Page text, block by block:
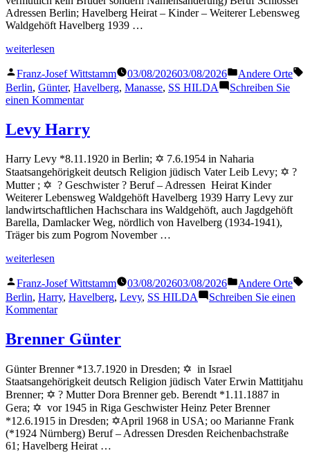
Adressen Berlin; Havelberg Heirat – Kinder – Weiterer Lebensweg
Waldgehöft Havelberg 1939 …
„Manasse
weiterlesen
Veröffentlicht
von
Franz-Josef Wittstamm 03/08/202603/08/2026
Veröffentlicht
in
Andere Orte
Berlin, Günter, Havelberg, Manasse, SS HILDA
Schreiben Sie
einen Kommentarzu
Levy Harry
Harry Levy *8.11.1920 in Berlin; ✡ 7.6.1954 in Naharia
Staatsangehörigkeit deutsch Religion jüdisch Vater Leib Levy; ✡ ?
Mutter ; ✡ ? Geschwister ? Beruf – Adressen Heirat Kinder
Weiterer Lebensweg Waldgehöft Havelberg 1939 Harry Levy zur
landwirtschaftlichen Hachschara ins Waldgehöft, auch Jagdgehöft
Barella, Damlacker Weg, nördlich von Havelberg (1934-1941),
Träger bis zum Pogrom November …
„Levy
weiterlesen
Veröffentlicht
von
Franz-Josef Wittstamm 03/08/202603/08/2026
Veröffentlicht
in
Andere Orte
Berlin, Harry, Havelberg, Levy, SS HILDA
Schreiben Sie einen
Kommentarzu
Harry
Brenner Günter
Günter Brenner *13.7.1920 in Dresden; ✡ in Israel
Staatsangehörigkeit deutsch Religion jüdisch Vater Erwin Mattitjahu
Brenner; ✡ ? Mutter Dora Brenner geb. Berendt *1.11.1887 in
Gera; ✡ vor 1945 in Riga Geschwister Heinz Peter Brenner
*12.6.1915 in Dresden; ✡April 1968 in USA; oo Marianne Frank
(*1924 Nürnberg) Beruf – Adressen Dresden Reichenbachstraße
61; Havelberg Heirat …